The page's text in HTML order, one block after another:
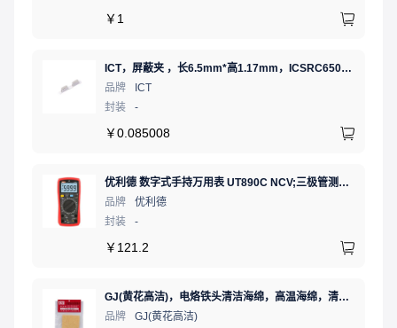
￥ 1
ICT，屏蔽夹 ，长6.5mm*高1.17mm，ICSRC6508-015SFR
品牌
ICT
封装
-
￥0.085008
优利德 数字式手持万用表 UT890C NCV;三极管测试;二极管测试;火线辨别;真有效值;通断测试
品牌
优利德
封装
-
￥ 121.2
GJ(黄花高洁)，电烙铁头清洁海绵，高温海绵，清洁棉，除锡棉，擦锡棉，ST-11A
品牌
GJ(黄花高洁)